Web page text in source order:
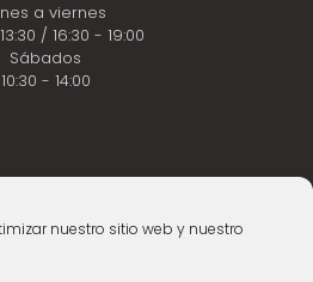
nuestro sitio web y nuestro
a viernes
/ 16:30 - 19:00
Sábados
10:30 - 14:00